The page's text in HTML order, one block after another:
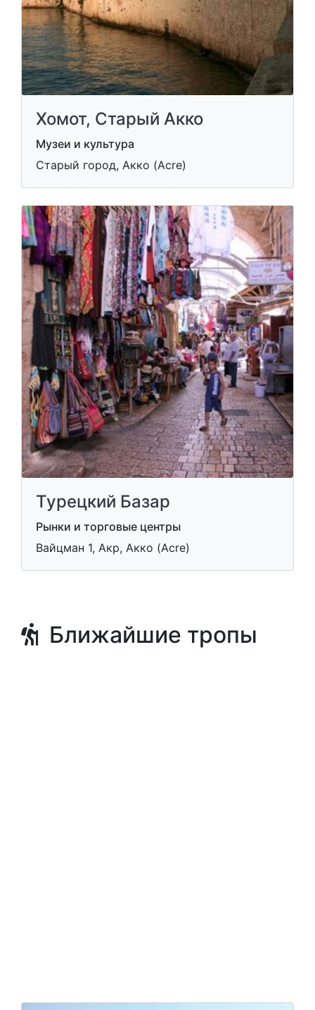
Хомот, Старый Акко
Музеи и культура
Старый город, Акко (Acre)
Турецкий Базар
Рынки и торговые центры
Вайцман 1, Акр, Акко (Acre)
Ближайшие тропы